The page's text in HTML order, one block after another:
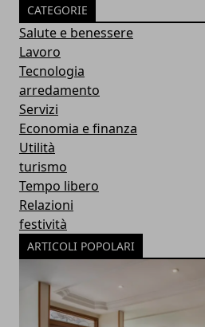
CATEGORIE
Salute e benessere
Lavoro
Tecnologia
arredamento
Servizi
Economia e finanza
Utilità
turismo
Tempo libero
Relazioni
festività
ARTICOLI POPOLARI